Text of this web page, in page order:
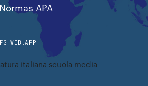
APA
italiana scuola media